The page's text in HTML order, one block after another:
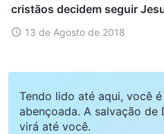
cristãos decidem seguir
13 de Agosto de 2018
Tendo lido até aqui, você
abençoada. A salvação de
virá até você.